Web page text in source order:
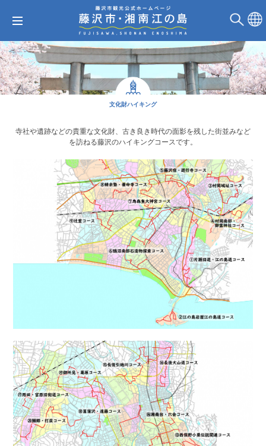
文化財ハイキング
寺社や遺跡などの貴重な文化財、古き良き時代の面影を残した街並みなど
を訪ねる藤沢のハイキングコースです。